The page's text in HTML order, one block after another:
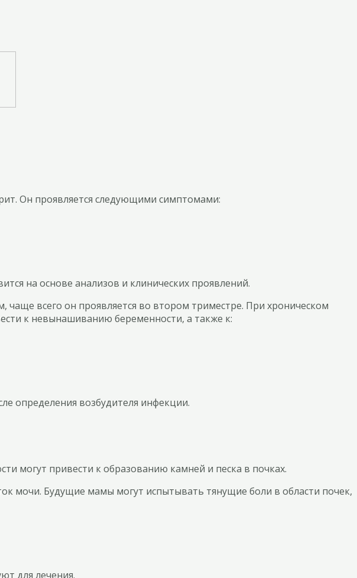
Он проявляется следующими симптомами:
на основе анализов и клинических проявлений.
всего он проявляется во втором триместре. При хроническом
к невынашиванию беременности, а также к:
определения возбудителя инфекции.
могут привести к образованию камней и песка в почках.
мочи. Будущие мамы могут испытывать тянущие боли в области почек,
для лечения.